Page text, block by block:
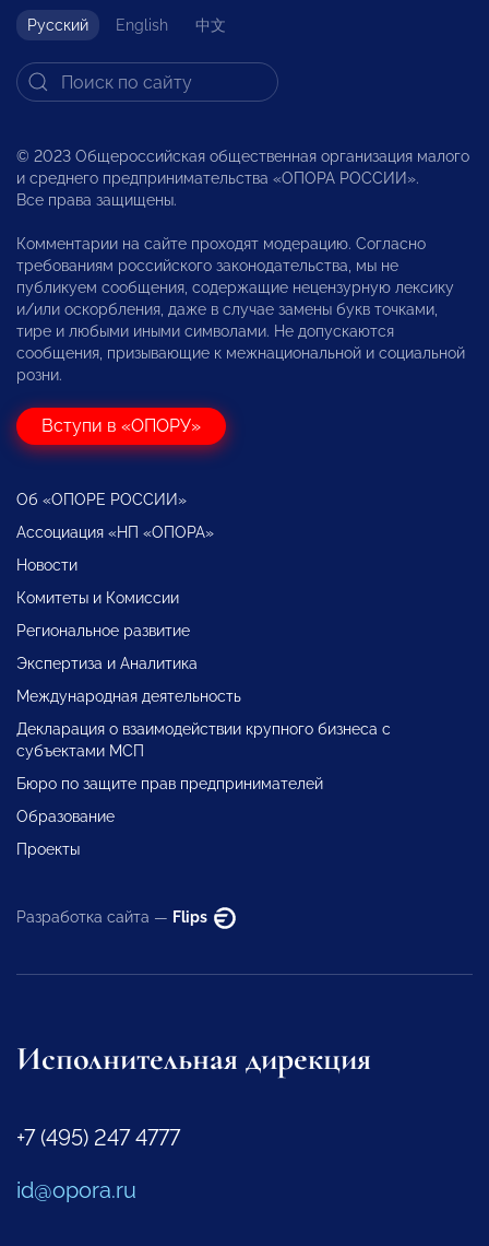
Русский English 中文
© 2023 Общероссийская общественная организация малого
и среднего предпринимательства «ОПОРА РОССИИ».
Все права защищены.
Комментарии на сайте проходят модерацию. Согласно
требованиям российского законодательства, мы не
публикуем сообщения, содержащие нецензурную лексику
и/или оскорбления, даже в случае замены букв точками,
тире и любыми иными символами. Не допускаются
сообщения, призывающие к межнациональной и социальной
розни.
Вступи в «ОПОРУ»
Об «ОПОРЕ РОССИИ»
Ассоциация «НП «ОПОРА»
Новости
Комитеты и Комиссии
Региональное развитие
Экспертиза и Аналитика
Международная деятельность
Декларация о взаимодействии крупного бизнеса с
субъектами МСП
Бюро по защите прав предпринимателей
Образование
Проекты
Разработка сайта — Flips
Исполнительная дирекция
+7 (495) 247 4777
id@opora.ru